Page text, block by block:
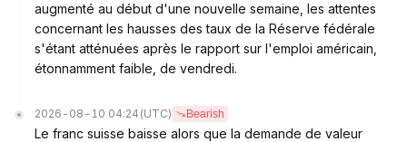
augmenté au début d'une nouvelle semaine, les attentes
concernant les hausses des taux de la Réserve fédérale
s'étant atténuées après le rapport sur l'emploi américain,
étonnamment faible, de vendredi.
2026-08-10 04:24 (UTC) Bearish
Le franc suisse baisse alors que la demande de valeur